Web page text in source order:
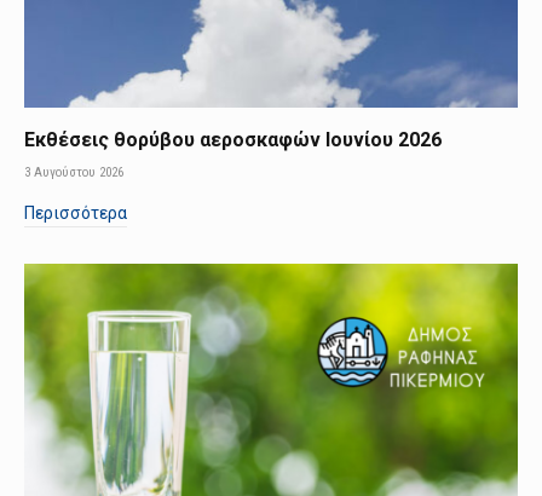
Εκθέσεις θορύβου αεροσκαφών Ιουνίου 2026
3 Αυγούστου 2026
Περισσότερα